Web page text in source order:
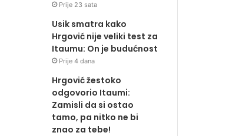
Prije 23 sata
Usik smatra kako
Hrgović nije veliki test za
Itaumu: On je budućnost
Prije 4 dana
Hrgović žestoko
odgovorio Itaumi:
Zamisli da si ostao
tamo, pa nitko ne bi
znao za tebe!